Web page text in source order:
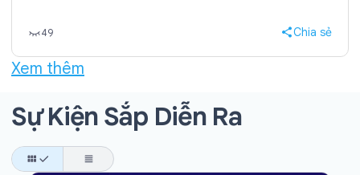
49 Chia sẻ
Xem thêm
Sự Kiện Sắp Diễn Ra